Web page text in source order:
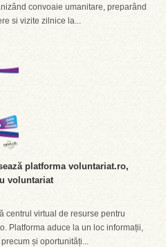
convoaie umanitare, preparând
si vizite zilnice la...
platforma voluntariat.ro,
voluntariat
centrul virtual de resurse pentru
Platforma aduce la un loc informații,
și oportunități...